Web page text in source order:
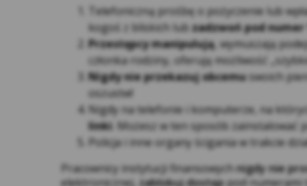
Telefoniczną prośbę o pożyczenie lub
kogoś z bliskich lubzadzwoń pod numer
Przestępcy manipulują, wymuszają
członka rodziny, oferują możliwość
Nigdy nie przekazuj obcemuswoich
oszustw!
Nigdy na telefonie i komputerze, na
linki . Możesz w ten sposób
Policja i inne organy ścigania w trakcie
Pracownicy instytucji finansowychnigdy nie
elektronicznej, zablokuj dostęppod numerami